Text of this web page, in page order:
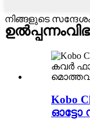
നിങ്ങളുടെ
ഉൽപ്പന്നം
Kobo
ഓട്ടോ